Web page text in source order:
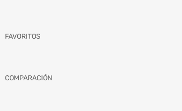
FAVORITOS
COMPARACIÓN